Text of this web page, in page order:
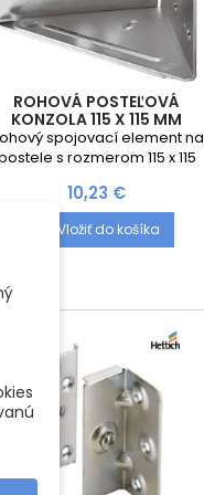
ROHOVÁ POSTEĽOVÁ
KONZOLA 115 X 115 MM
spojovací element na
s rozmerom 115 x 115
Cena
10,23 €
Vložiť do košíka